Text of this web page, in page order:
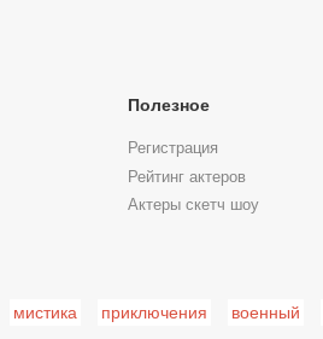
Полезное
Регистрация
Рейтинг актеров
Актеры скетч шоу
мистика приключения военный